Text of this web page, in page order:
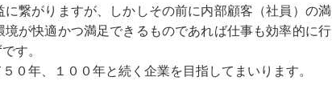
繋がりますが、しかしその前に内部顧客（社員）の満
が快適かつ満足できるものであれば仕事も効率的に行
す。
０年、１００年と続く企業を目指してまいります。